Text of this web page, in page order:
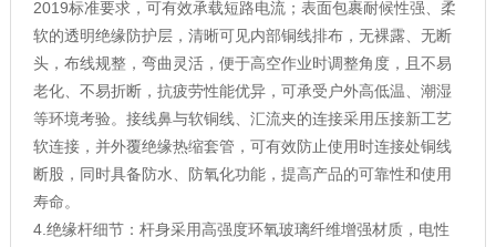
2019标准要求，可有效承载短路电流；表面包裹耐候性强、柔
软的透明绝缘防护层，清晰可见内部铜线排布，无裸露、无断
头，布线规整，弯曲灵活，便于高空作业时调整角度，且不易
老化、不易折断，抗疲劳性能优异，可承受户外高低温、潮湿
等环境考验。接线鼻与软铜线、汇流夹的连接采用压接新工艺
软连接，并外覆绝缘热缩套管，可有效防止使用时连接处铜线
断股，同时具备防水、防氧化功能，提高产品的可靠性和使用
寿命。
4.绝缘杆细节：杆身采用高强度环氧玻璃纤维增强材质，电性